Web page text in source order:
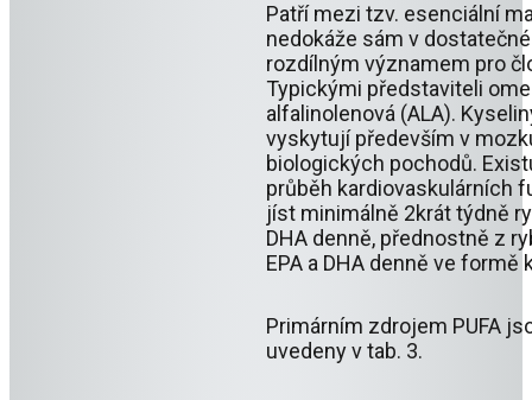
Patří mezi tzv. esenciální
nedokáže sám v
rozdílným významem pro
Typickými představiteli
alfalinolenová (ALA).
vyskytují především v
biologických pochodů.
průběh kardiovaskulárních
jíst minimálně 2krát týdně
DHA denně, přednostně z
EPA a DHA denně ve
Primárním zdrojem PUFA
uvedeny v tab. 3.